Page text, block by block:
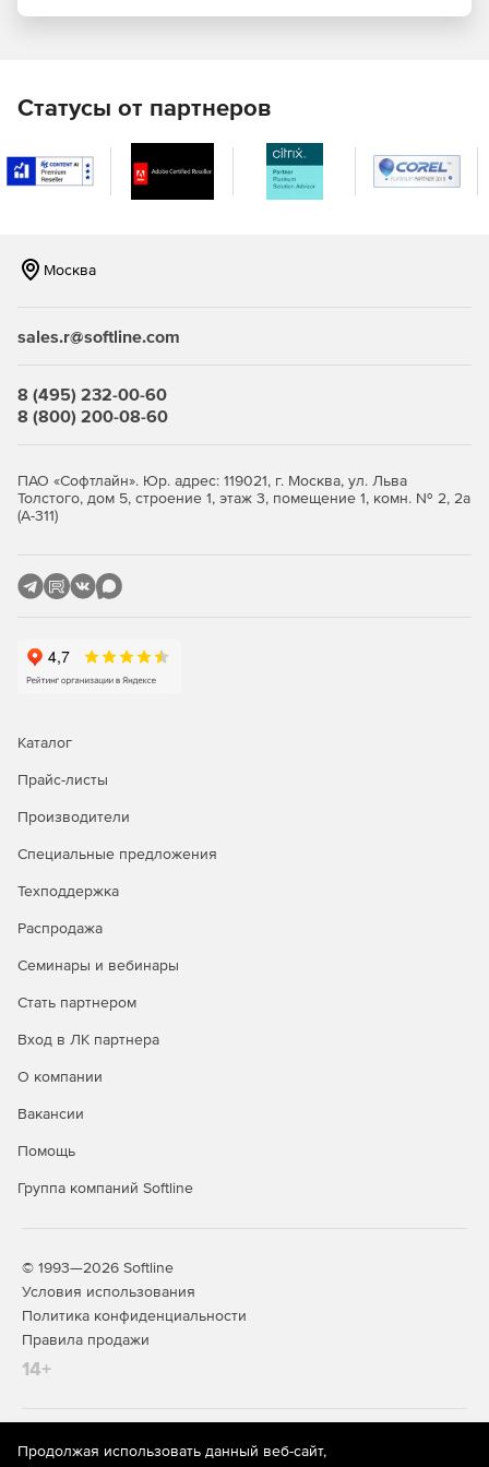
безопасного сеанса SSH и передачи файлов в любое
приложение .NET.
PowerTCP Sockets for .NET расширяет .NET классами
для DNS, серверов и управления соединениями.
PowerTCP Telnet for .NET добавляет функции
интеллектуальному устройству.
ASP.NET, не жертвуя мощностью и гибкостью.
Статусы от партнеров
Москва
sales.r@softline.com
8 (495) 232-00-60
8 (800) 200-08-60
ПАО «Софтлайн». Юр. адрес: 119021, г. Москва, ул. Льва
Толстого, дом 5, строение 1, этаж 3, помещение 1, комн. № 2, 2а
(А-311)
Каталог
Прайс-листы
Производители
Специальные предложения
Техподдержка
Распродажа
Семинары и вебинары
Стать партнером
Вход в ЛК партнера
О компании
Вакансии
Помощь
Группа компаний Softline
© 1993—2026 Softline
Условия использования
Политика конфиденциальности
Правила продажи
14+
На информационном ресурсе store.softline.ru применяются
Продолжая использовать данный веб-сайт,